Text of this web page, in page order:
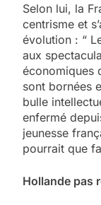
Selon lui, la
centrisme et
évolution : “
aux
économiques
sont bornées
bulle
enfermé
jeunesse
pourrait que
Hollande pas